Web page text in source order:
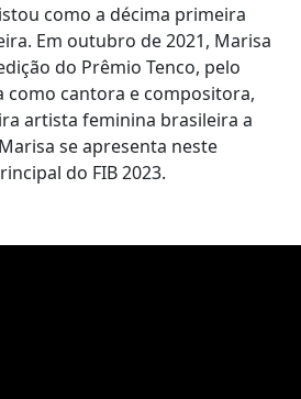
como a décima primeira
Em outubro de 2021, Marisa
do Prêmio Tenco, pelo
como cantora e compositora,
artista feminina brasileira a
Marisa se apresenta neste
do FIB 2023.